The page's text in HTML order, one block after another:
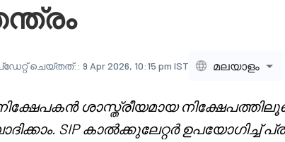
ചെയ്തത്:: 9 Apr 2026, 10:15 pm IST മലയാളം
ശാസ്ത്രീയമായ
SIP കാൽക്കുലേറ്റർ ഉപയോഗിച്ച്